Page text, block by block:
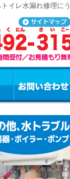
イレ水漏れ修理にう